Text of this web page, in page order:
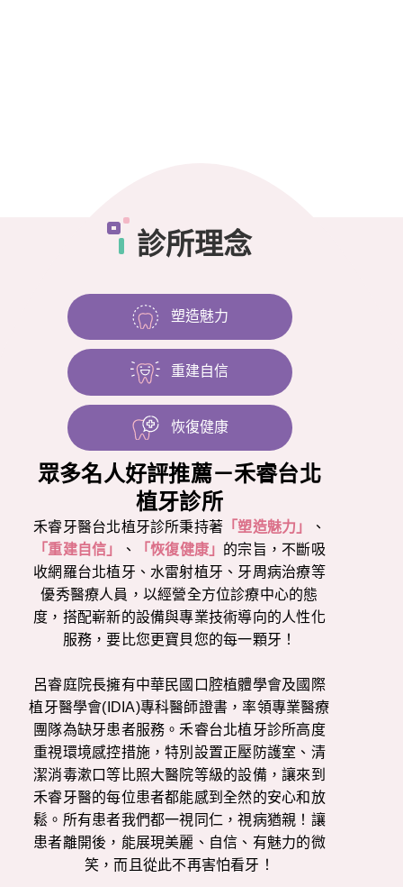
診所理念
塑造魅力
重建自信
恢復健康
眾多名人好評推薦－禾睿台北
植牙診所
禾睿牙醫台北植牙診所秉持著 「塑造魅力」
、
「重建自信」
、 「恢復健康」
的宗旨，不斷吸
收網羅台北植牙、水雷射植牙、牙周病治療等
優秀醫療人員，以經營全方位診療中心的態
度，搭配嶄新的設備與專業技術導向的人性化
服務，要比您更寶貝您的每一顆牙！
呂睿庭院長擁有中華民國口腔植體學會及國際
植牙醫學會(IDIA)專科醫師證書，率領專業醫療
團隊為缺牙患者服務。禾睿台北植牙診所高度
重視環境感控措施，特別設置正壓防護室、清
潔消毒漱口等比照大醫院等級的設備，讓來到
禾睿牙醫的每位患者都能感到全然的安心和放
鬆。所有患者我們都一視同仁，視病猶親！讓
患者離開後，能展現美麗、自信、有魅力的微
笑，而且從此不再害怕看牙！